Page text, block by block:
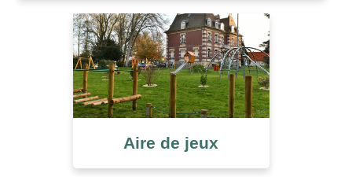
Aire de jeux